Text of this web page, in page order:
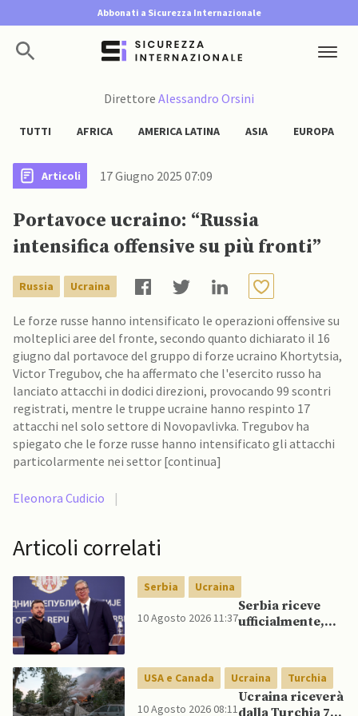
Abbonati a Sicurezza Internazionale
Direttore Alessandro Orsini
TUTTI AFRICA AMERICA LATINA ASIA EUROPA
Articoli 17 Giugno 2025 07:09
Portavoce ucraino: “Russia
intensifica offensive su più fronti”
Russia Ucraina
Le forze russe hanno intensificato le operazioni offensive su
molteplici aree del fronte, secondo quanto dichiarato il 16
giugno dal portavoce del gruppo di forze ucraino Khortytsia,
Victor Tregubov, che ha affermato che l'esercito russo ha
lanciato attacchi in dodici direzioni, provocando 99 scontri
registrati, mentre le truppe ucraine hanno respinto 17
attacchi nel solo settore di Novopavlivka. Tregubov ha
spiegato che le forze russe hanno intensificato gli attacchi
particolarmente nei settor [continua]
Eleonora Cudicio |
Articoli correlati
Serbia Ucraina
10 Agosto 2026 11:37
Serbia riceve
ufficialmente,
insediamento,
presidente
ucraino Zelensky
USA e Canada Ucraina Turchia
10 Agosto 2026 08:11
Ucraina riceverà